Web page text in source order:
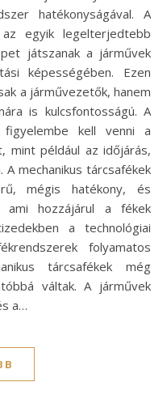
hatékonyságával. A
az egyik legelterjedtebb
játszanak a járművek
képességében. Ezen
a járművezetők, hanem
is kulcsfontosságú. A
kell venni a
mint például az időjárás,
mechanikus tárcsafékek
mégis hatékony, és
hozzájárul a fékek
a technológiai
folyamatos
tárcsafékek még
váltak. A járművek
a…